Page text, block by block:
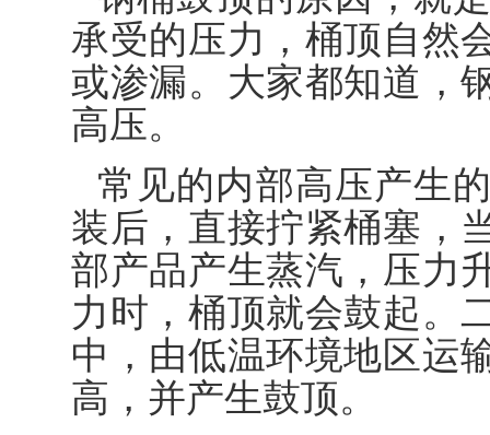
承受的压力，桶顶自然
或渗漏。大家都知道，
高压。
常见的内部高压产生
装后，直接拧紧桶塞，
部产品产生蒸汽，压力
力时，桶顶就会鼓起。
中，由低温环境地区运
高，并产生鼓顶。